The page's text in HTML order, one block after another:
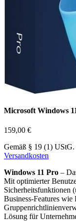
Microsoft Windows
159,00 €
Gemäß § 19 (1)
Versandkosten
Windows 11 Pro –
Mit optimierter
Sicherheitsfunktionen
Business-Features
Lösung für